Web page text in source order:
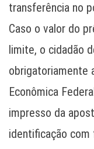
transferência no
Caso o valor do
limite, o cidadão
obrigatoriamente
Econômica
impresso da
identificação com